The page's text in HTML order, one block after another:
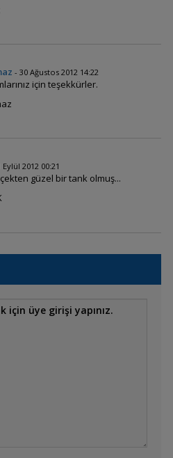
- 30 Ağustos 2012 14:22
için teşekkürler.
Eylül 2012 00:21
güzel bir tank olmuş...